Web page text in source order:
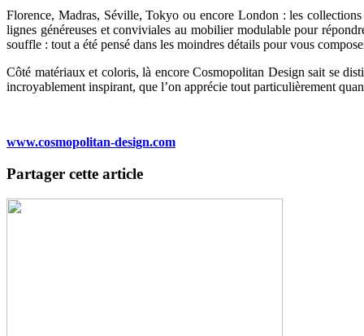
Florence, Madras, Séville, Tokyo ou encore London : les
lignes généreuses et conviviales au mobilier modulable pour
souffle : tout a été pensé dans les moindres détails pour vous
Côté matériaux et coloris, là encore Cosmopolitan Design sait se
incroyablement inspirant, que l’on apprécie tout particulièrement
www.cosmopolitan-design.com
Partager cette article